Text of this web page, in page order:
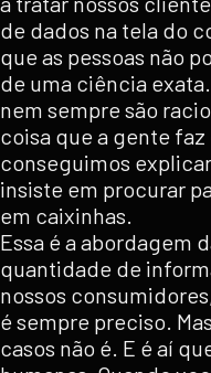
de dados na tela do
que as pessoas não
de uma ciência
nem sempre são
coisa que a gente
conseguimos
insiste em procurar
em caixinhas.
Essa é a abordagem
quantidade de
nossos
é sempre preciso.
casos não é. E é aí